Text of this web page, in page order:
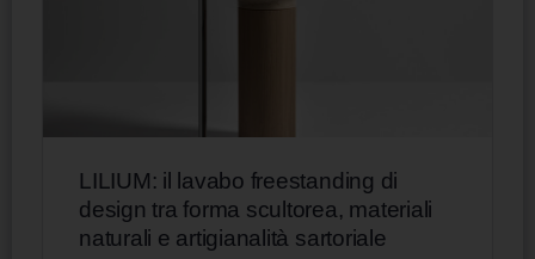
LILIUM: il lavabo freestanding di
design tra forma scultorea, materiali
naturali e artigianalità sartoriale